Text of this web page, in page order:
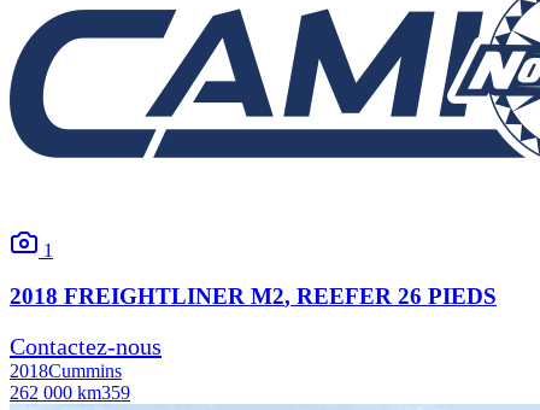
1
2018 FREIGHTLINER M2, REEFER 26 PIEDS
Contactez-nous
2018Cummins
262 000 km359